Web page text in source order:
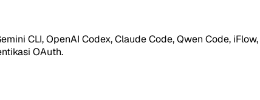
CLI, OpenAI Codex, Claude Code, Qwen Code,
OAuth.